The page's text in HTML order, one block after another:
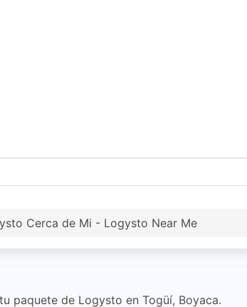
Cerca de Mi - Logysto Near Me
paquete de Logysto en Togüí, Boyaca.